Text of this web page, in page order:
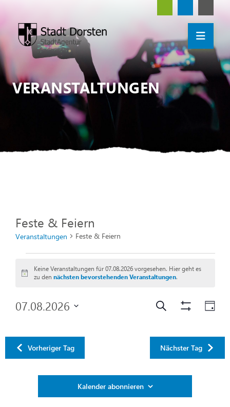
VERANSTALTUNGEN
Feste & Feiern
Veranstaltungen Feste & Feiern
Hinweis
Keine Veranstaltungen für 07.08.2026 vorgesehen. Hier geht es
zu den nächsten bevorstehenden Veranstaltungen.
und
Suche Filter
Tag
07.08.2026
Vorheriger Tag Nächster Tag
Kalender abonnieren